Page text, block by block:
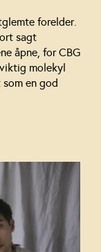
forelder.
sagt
åpne, for CBG
molekyl
en god